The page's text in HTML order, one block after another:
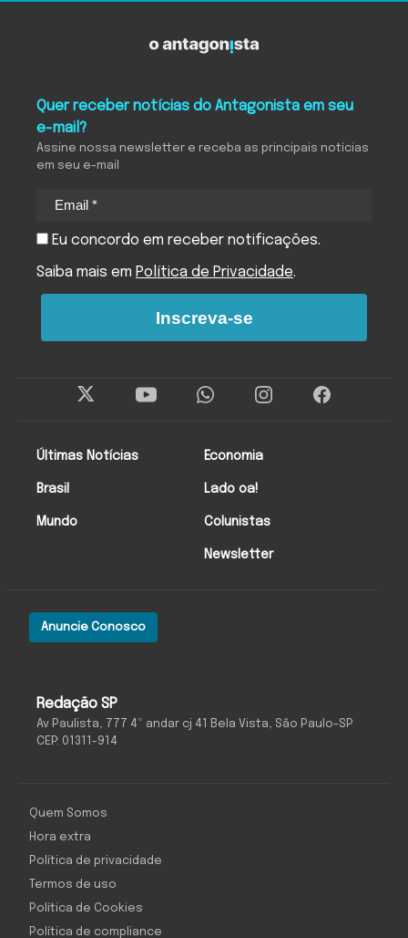
Redação SP
Av Paulista, 777 4º andar cj 41 Bela Vista, São Paulo-SP
CEP: 01311-914
Anuncie Conosco
Últimas Notícias
Brasil
Mundo
Economia
Lado oa!
Colunistas
Newsletter
Quer receber notícias do Antagonista em seu
e-mail?
Assine nossa newsletter e receba as principais notícias
em seu e-mail
Eu concordo em receber notificações.
Saiba mais em Política de Privacidade.
Inscreva-se
Quem Somos
Hora extra
Política de privacidade
Termos de uso
Política de Cookies
Política de compliance